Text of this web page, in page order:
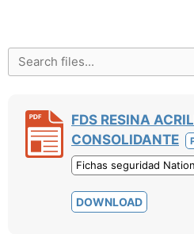
FDS RESINA
CONSOLIDANTE
Fichas seguridad
DOWNLOAD